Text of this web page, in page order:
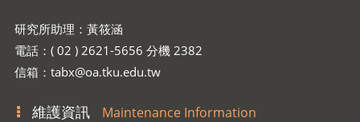
研究所助理：黃筱涵
電話：( 02 ) 2621-5656 分機 2382
信箱： tabx@oa.tku.edu.tw
維護資訊 Maintenance Information